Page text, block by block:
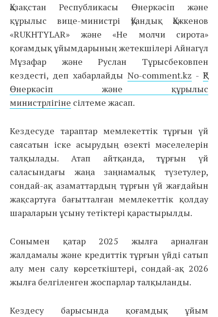
Қазақстан Республикасы Өнеркәсіп және
құрылыс вице-министрі Қуандық Қажкенов
«RUKHTYLAR» және «Не молчи сирота»
қоғамдық ұйымдарының жетекшілері Айнагүл
Мұзафар және Руслан Тұрысбековпен
кездесті, деп хабарлайды No-comment.kz - ҚР
Өнеркәсіп және құрылыс
министрлігіне сілтеме жасап.
Кездесуде тараптар мемлекеттік тұрғын үй
саясатын іске асырудың өзекті мәселелерін
талқылады. Атап айтқанда, тұрғын үй
саласындағы жаңа заңнамалық түзетулер,
сондай-ақ азаматтардың тұрғын үй жағдайын
жақсартуға бағытталған мемлекеттік қолдау
шараларын ұсыну тетіктері қарастырылды.
Сонымен қатар 2025 жылға арналған
жалдамалы және кредиттік тұрғын үйді сатып
алу мен салу көрсеткіштері, сондай-ақ 2026
жылға белгіленген жоспарлар талқыланды.
Кездесу барысында қоғамдық ұйым